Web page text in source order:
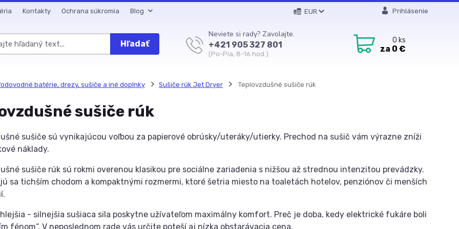
Kontakty Ochrana súkromia Blog EUR Prihlásenie
Hľadať
Neviete si rady? Zavolajte.
+421 905 327 801
(Po-Pia, 8-16 hod.)
0 ks
za 0 €
batérie, drezy, sušiče a iné doplnky Sušiče rúk Jet Dryer Teplovzdušné sušiče rúk
sušiče rúk
sušiče sú vynikajúcou voľbou za papierové obrúsky/uteráky/utierky. Prechod na sušič vám výrazne zníži
náklady.
sušiče rúk sú rokmi overenou klasikou pre sociálne zariadenia s nižšou až strednou intenzitou prevádzky.
sa tichším chodom a kompaktnými rozmermi, ktoré šetria miesto na toaletách hotelov, penziónov či menších
- silnejšia sušiaca sila poskytne užívateľom maximálny komfort. Preč je doba, kedy elektrické fukáre boli
fénom“. V neposlednom rade vás určite poteší aj nízka obstarávacia cena.